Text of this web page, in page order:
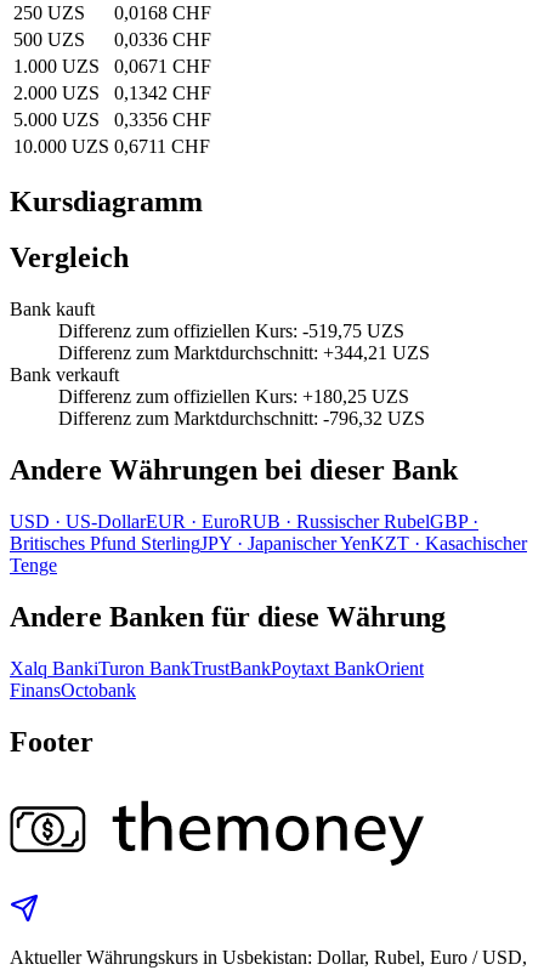
250 UZS
0,0168 CHF
500 UZS
0,0336 CHF
1.000 UZS
0,0671 CHF
2.000 UZS
0,1342 CHF
5.000 UZS
0,3356 CHF
10.000 UZS 0,6711 CHF
Kursdiagramm
Vergleich
Bank kauft
Differenz zum offiziellen Kurs: -519,75 UZS
Differenz zum Marktdurchschnitt: +344,21 UZS
Bank verkauft
Differenz zum offiziellen Kurs: +180,25 UZS
Differenz zum Marktdurchschnitt: -796,32 UZS
Andere Währungen bei dieser Bank
USD · US-DollarEUR · EuroRUB · Russischer RubelGBP·
Britisches Pfund SterlingJPY · Japanischer YenKZT · Kasachischer
Tenge
Andere Banken für diese Währung
Xalq BankiTuron BankTrustBankPoytaxt BankOrient
FinansOctobank
Footer
Aktueller Währungskurs in Usbekistan: Dollar, Rubel, Euro / USD,